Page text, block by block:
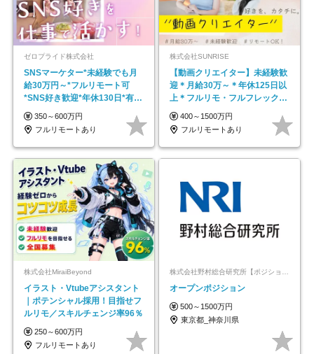
ゼロプライド株式会社
SNSマーケター*未経験でも月
給30万円～*フルリモート可
*SNS好き歓迎*年休130日*有休
取得率100%
350～600万円
フルリモートあり
株式会社SUNRISE
【動画クリエイター】未経験歓
迎＊月給30万～＊年休125日以
上＊フルリモ・フルフレックス
◆10名の採用が決定◆
400～1500万円
フルリモートあり
株式会社MiraiBeyond
イラスト・Vtubeアシスタント
｜ポテンシャル採用！目指せフ
ルリモ／スキルチェンジ率96％
250～600万円
フルリモートあり
株式会社野村総合研究所【ポジションマッチ登録】
オープンポジション
500～1500万円
東京都_神奈川県